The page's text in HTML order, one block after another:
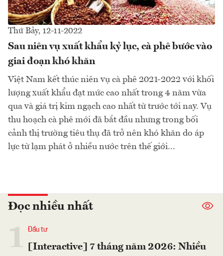
Thứ Bảy, 12-11-2022
Sau niên vụ xuất khẩu kỷ lục, cà phê bước vào
giai đoạn khó khăn
Việt Nam kết thúc niên vụ cà phê 2021-2022 với khối
lượng xuất khẩu đạt mức cao nhất trong 4 năm vừa
qua và giá trị kim ngạch cao nhất từ trước tới nay. Vụ
thu hoạch cà phê mới đã bắt đầu nhưng trong bối
cảnh thị trường tiêu thụ đã trở nên khó khăn do áp
lực từ lạm phát ở nhiều nước trên thế giới…
Đọc nhiều nhất
Đầu tư
[Interactive] 7 tháng năm 2026: Nhiều